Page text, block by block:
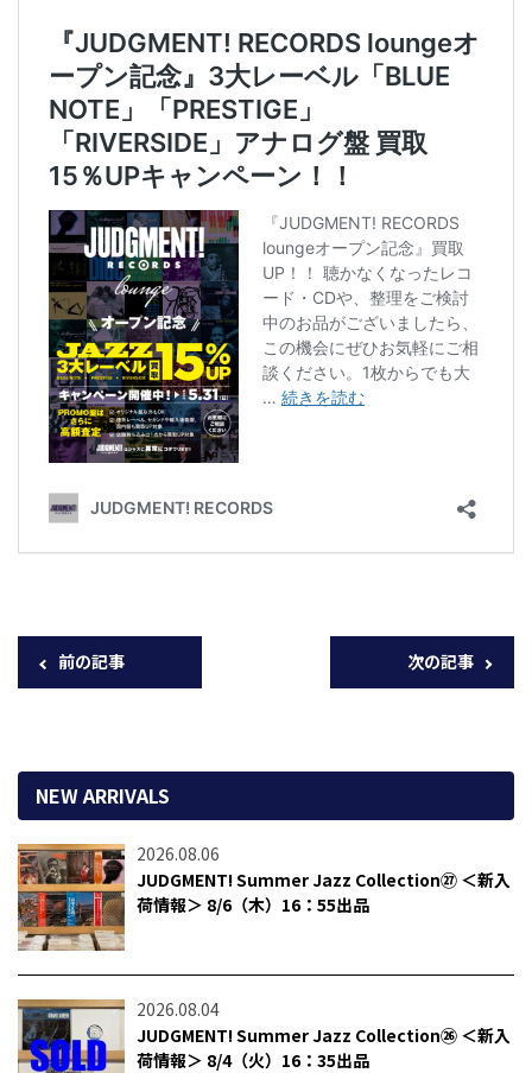
前の記事 次の記事
NEW ARRIVALS
2026.08.06
JUDGMENT! Summer Jazz Collection㉗ ＜新入
荷情報＞ 8/6（木）16：55出品
2026.08.04
JUDGMENT! Summer Jazz Collection㉖ ＜新入
荷情報＞ 8/4（火）16：35出品